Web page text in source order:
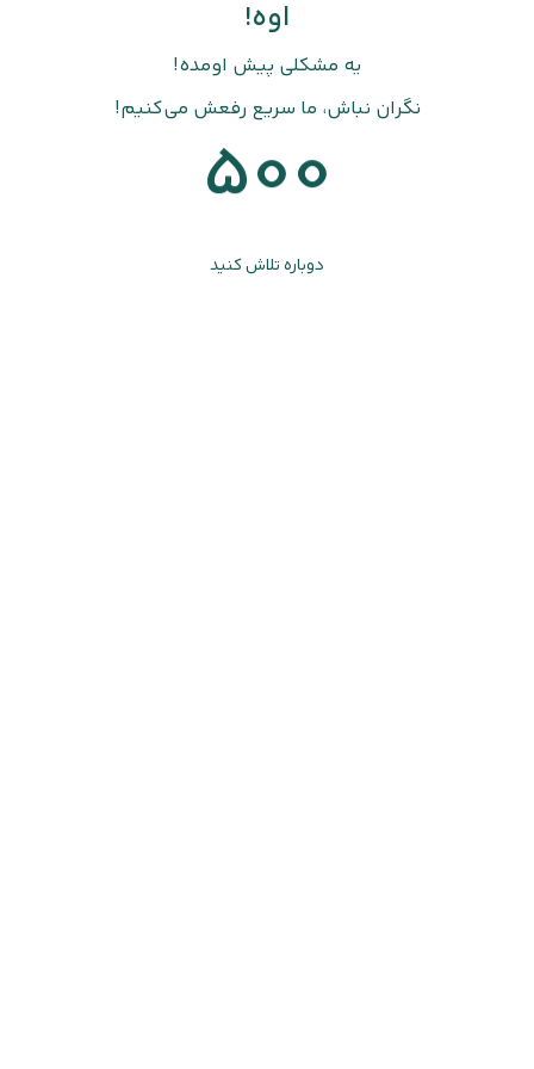
اوه!
یه مشکلی پیش اومده!
نگران نباش، ما سریع رفعش می‌کنیم!
500
دوباره تلاش کنید